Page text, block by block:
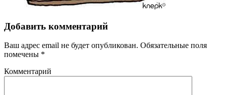
Добавить комментарий
Ваш адрес email не будет опубликован. Обязательные поля
помечены *
Комментарий